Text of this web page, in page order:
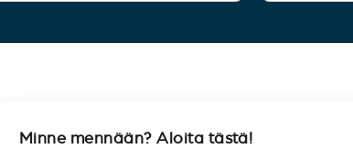
Minne mennään? Aloita tästä!